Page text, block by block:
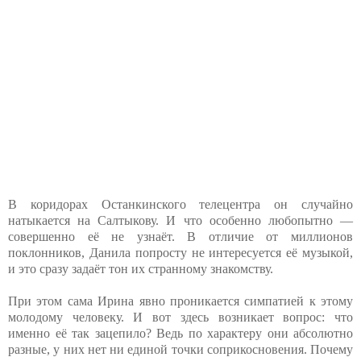
В коридорах Останкинского телецентра он случайно
натыкается на Салтыкову. И что особенно любопытно —
совершенно её не узнаёт. В отличие от миллионов
поклонников, Данила попросту не интересуется её музыкой,
и это сразу задаёт тон их странному знакомству.
При этом сама Ирина явно проникается симпатией к этому
молодому человеку. И вот здесь возникает вопрос: что
именно её так зацепило? Ведь по характеру они абсолютно
разные, у них нет ни единой точки соприкосновения. Почему